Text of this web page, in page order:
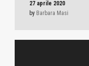
27 aprile 2020
by Barbara Masi